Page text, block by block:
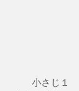
　　 小さじ１